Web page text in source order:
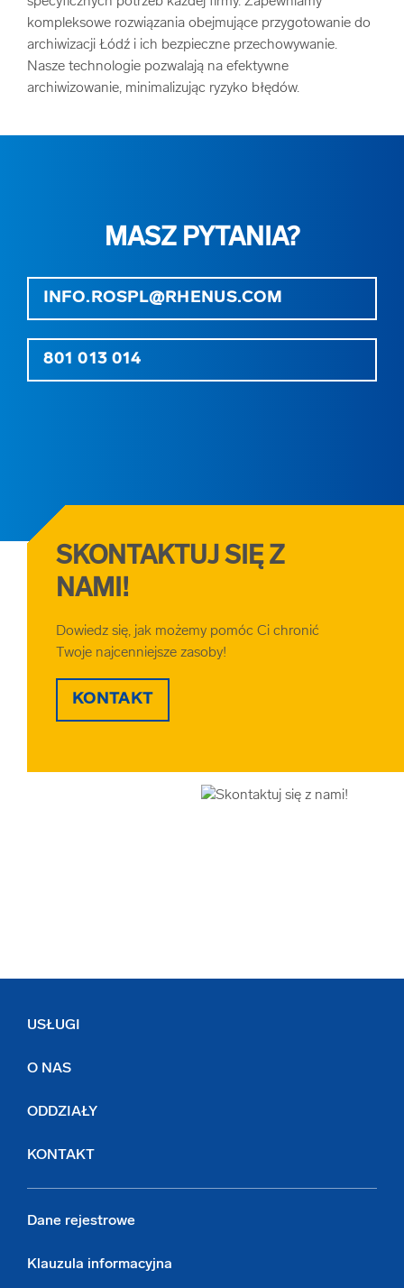
kompleksowe rozwiązania obejmujące przygotowanie do
archiwizacji Łódź i ich bezpieczne przechowywanie.
Nasze technologie pozwalają na efektywne
archiwizowanie, minimalizując ryzyko błędów.
MASZ PYTANIA?
INFO.ROSPL@RHENUS.COM
801 013 014
SKONTAKTUJ SIĘ Z
NAMI!
Dowiedz się, jak możemy pomóc Ci chronić
Twoje najcenniejsze zasoby!
KONTAKT
USŁUGI
O NAS
ODDZIAŁY
KONTAKT
Dane rejestrowe
Klauzula informacyjna